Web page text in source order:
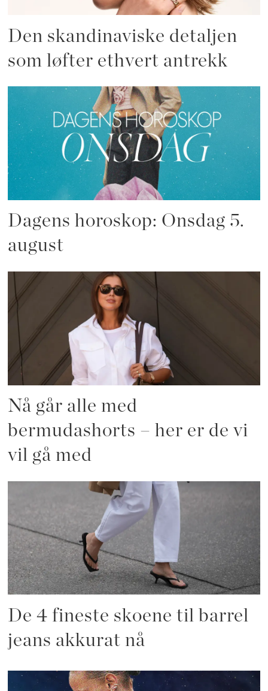
Den skandinaviske detaljen
som løfter ethvert antrekk
Dagens horoskop: Onsdag 5.
august
Nå går alle med
bermudashorts – her er de vi
vil gå med
De 4 fineste skoene til barrel
jeans akkurat nå